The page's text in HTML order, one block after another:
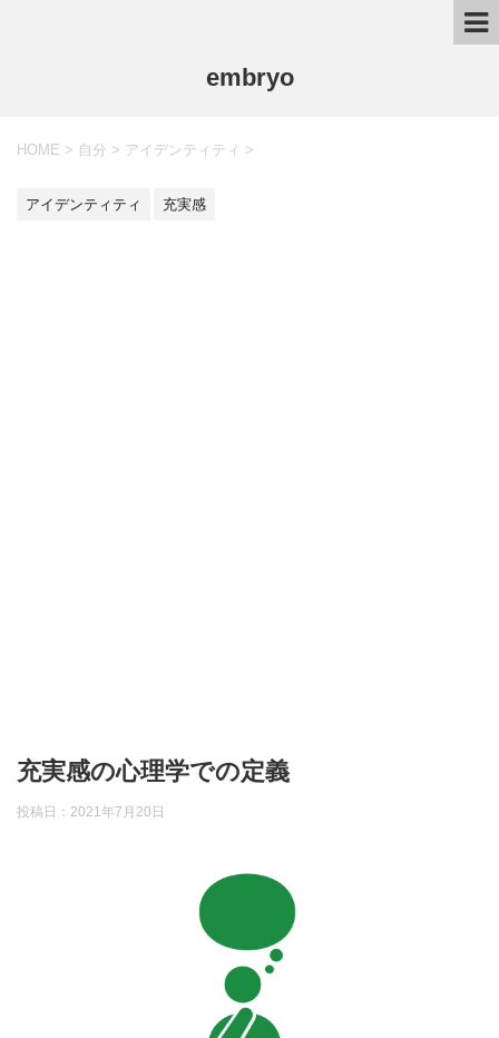
embryo
HOME > 自分 > アイデンティティ >
アイデンティティ 充実感
充実感の心理学での定義
投稿日： 2021年7月20日